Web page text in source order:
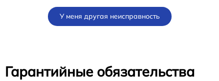
У меня другая неисправность
Гарантийные обязательства